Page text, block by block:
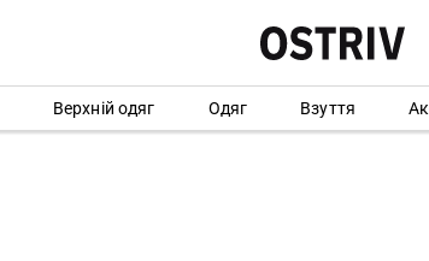
Верхній одяг Одяг Взуття